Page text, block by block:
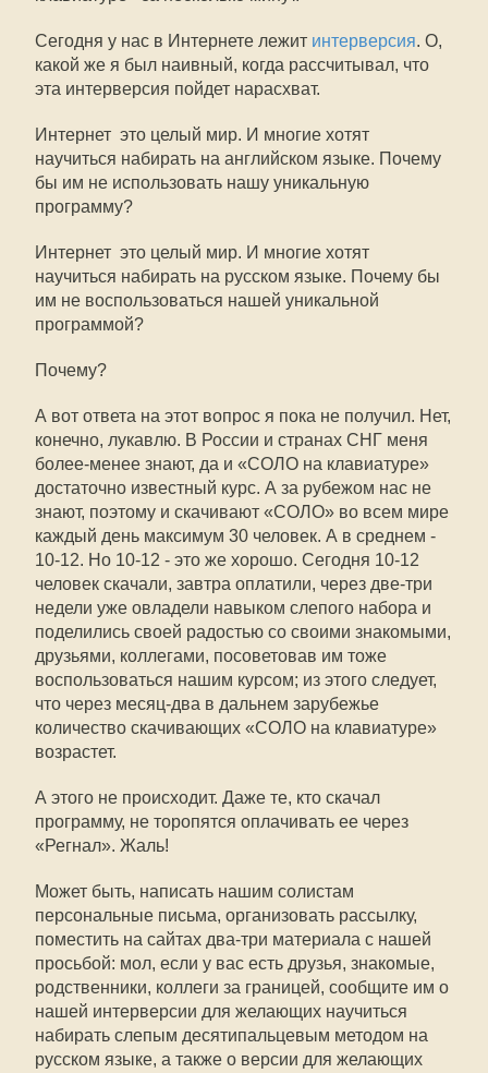
Сегодня у нас в Интернете лежит интерверсия. О,
какой же я был наивный, когда рассчитывал, что
эта интерверсия пойдет нарасхват.
Интернет  это целый мир. И многие хотят
научиться набирать на английском языке. Почему
бы им не использовать нашу уникальную
программу?
Интернет  это целый мир. И многие хотят
научиться набирать на русском языке. Почему бы
им не воспользоваться нашей уникальной
программой?
Почему?
А вот ответа на этот вопрос я пока не получил. Нет,
конечно, лукавлю. В России и странах СНГ меня
более-менее знают, да и «СОЛО на клавиатуре»
достаточно известный курс. А за рубежом нас не
знают, поэтому и скачивают «СОЛО» во всем мире
каждый день максимум 30 человек. А в среднем -
10-12. Но 10-12 - это же хорошо. Сегодня 10-12
человек скачали, завтра оплатили, через две-три
недели уже овладели навыком слепого набора и
поделились своей радостью со своими знакомыми,
друзьями, коллегами, посоветовав им тоже
воспользоваться нашим курсом; из этого следует,
что через месяц-два в дальнем зарубежье
количество скачивающих «СОЛО на клавиатуре»
возрастет.
А этого не происходит. Даже те, кто скачал
программу, не торопятся оплачивать ее через
«Регнал». Жаль!
Может быть, написать нашим солистам
персональные письма, организовать рассылку,
поместить на сайтах два-три материала с нашей
просьбой: мол, если у вас есть друзья, знакомые,
родственники, коллеги за границей, сообщите им о
нашей интерверсии для желающих научиться
набирать слепым десятипальцевым методом на
русском языке, а также о версии для желающих